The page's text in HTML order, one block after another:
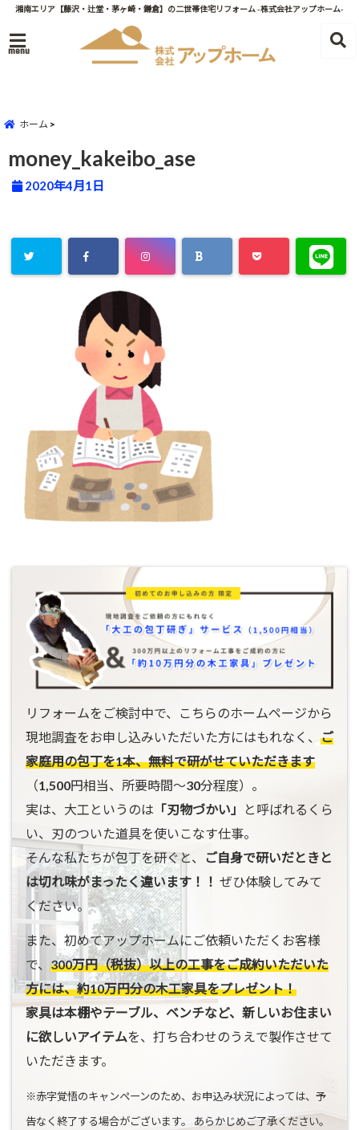
湘南エリア【藤沢・辻堂・茅ヶ崎・鎌倉】の二世帯住宅リフォーム -株式会社アップホーム-
menu
ホーム
money_kakeibo_ase
2020年4月1日
リフォームをご検討中で、こちらのホームページから
現地調査をお申し込みいただいた方にはもれなく、 ご
家庭用の包丁を1本、無料で研がせていただきます
（1,500円相当、所要時間〜30分程度）。
実は、大工というのは 「刃物づかい」
と呼ばれるくら
い、刃のついた道具を使いこなす仕事。
そんな私たちが包丁を研ぐと、
ご自身で研いだときと
は切れ味がまったく違います！！ ぜひ体験してみて
ください。
また、初めてアップホームにご依頼いただくお客様
で、 300万円（税抜）以上の工事をご成約いただいた
方には、約10万円分の木工家具をプレゼント！
家具は本棚やテーブル、ベンチなど、新しいお住まい
に欲しいアイテムを、打ち合わせのうえで製作させて
いただきます。
※赤字覚悟のキャンペーンのため、お申込み状況によっては、予
告なく終了する場合がございます。 あらかじめご了承ください。